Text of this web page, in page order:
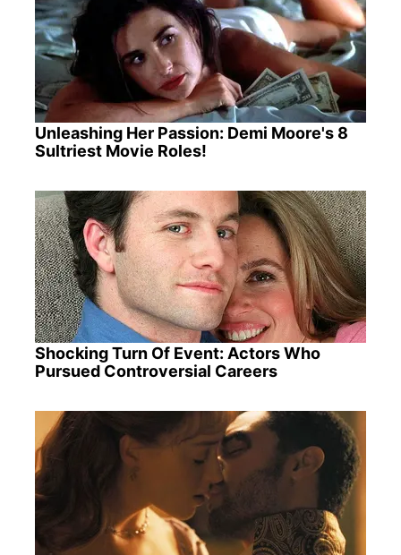
Unleashing Her Passion: Demi Moore's 8
Sultriest Movie Roles!
Shocking Turn Of Event: Actors Who
Pursued Controversial Careers